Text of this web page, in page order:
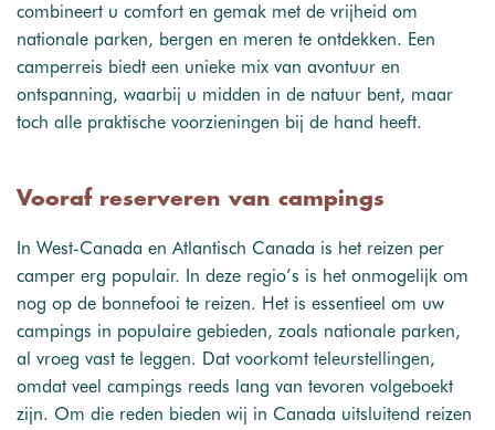
combineert u comfort en gemak met de vrijheid om
nationale parken, bergen en meren te ontdekken. Een
camperreis biedt een unieke mix van avontuur en
ontspanning, waarbij u midden in de natuur bent, maar
toch alle praktische voorzieningen bij de hand heeft.
Vooraf reserveren van campings
In West-Canada en Atlantisch Canada is het reizen per
camper erg populair. In deze regio’s is het onmogelijk om
nog op de bonnefooi te reizen. Het is essentieel om uw
campings in populaire gebieden, zoals nationale parken,
al vroeg vast te leggen. Dat voorkomt teleurstellingen,
omdat veel campings reeds lang van tevoren volgeboekt
zijn. Om die reden bieden wij in Canada uitsluitend reizen